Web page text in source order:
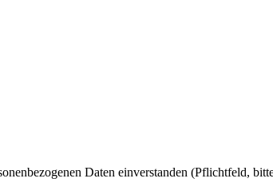
Daten einverstanden (Pflichtfeld,